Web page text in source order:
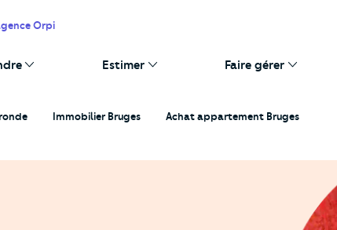
Orpi
Estimer Faire gérer
Immobilier Bruges Achat appartement Bruges